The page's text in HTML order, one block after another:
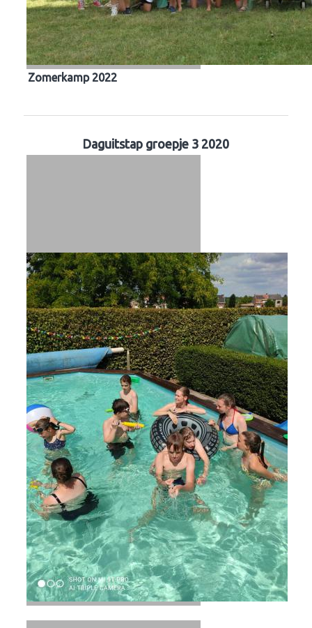
Zomerkamp 2022
Daguitstap groepje 3 2020